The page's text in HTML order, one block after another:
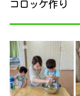
コロッケ作り